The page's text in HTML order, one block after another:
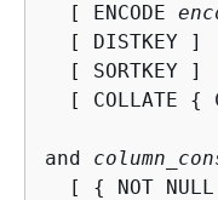
  [ ENCODE
  [ DISTKEY ]
  [ SORTKEY ]
  [ COLLATE
{
and
  [
{
NOT